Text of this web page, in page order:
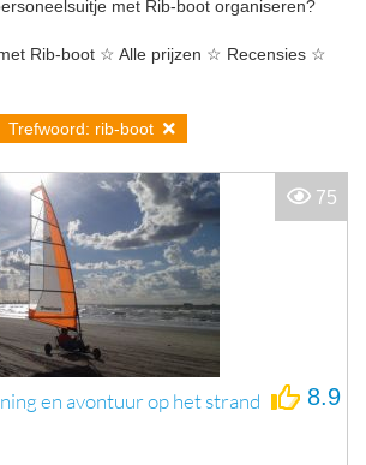
met Rib-boot organiseren?
Rib-boot ☆ Alle prijzen ☆ Recensies ☆
Trefwoord: rib-boot
en avontuur op het strand 8.9
75